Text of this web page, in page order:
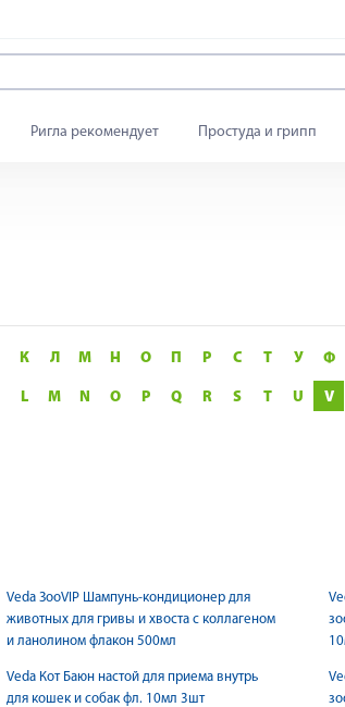
Ригла рекомендует Простуда и грипп
К Л М Н О П Р С Т У Ф
L M N O P Q R S T U V
Veda ЗооVIP Шампунь-кондиционер для
животных для гривы и хвоста с коллагеном
и ланолином флакон 500мл
Veda Кот Баюн настой для приема внутрь
для кошек и собак фл. 10мл 3шт